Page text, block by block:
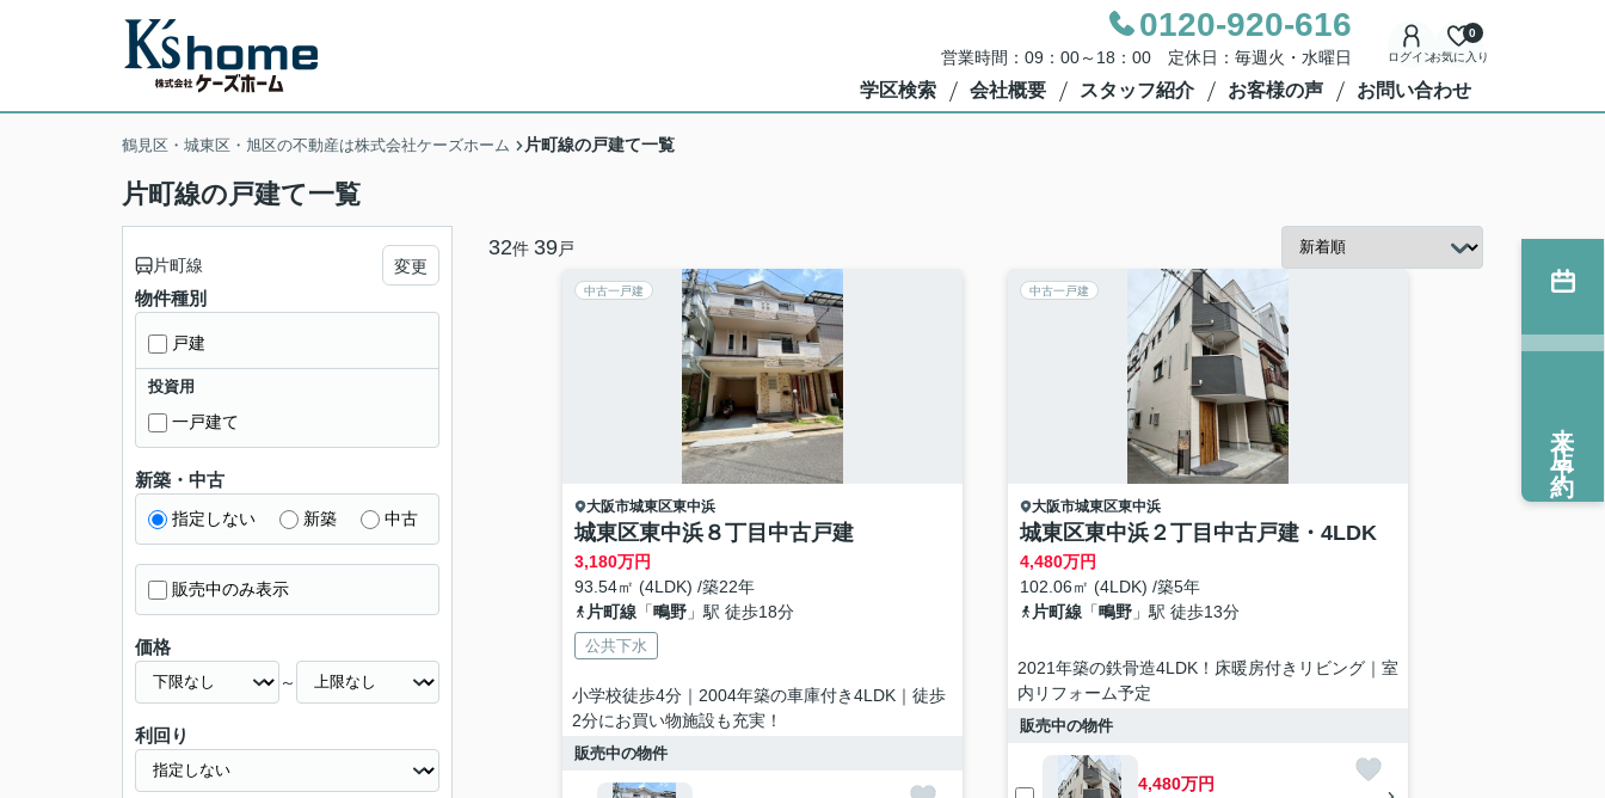
0120-920-616
営業時間：09：00～18：00 定休日：毎週火・水曜日 ログインお気に入り
0
学区検索 会社概要 スタッフ紹介 お客様の声 お問い合わせ
鶴見区・城東区・旭区の不動産は株式会社ケーズホーム 片町線の戸建て一覧
片町線の戸建て一覧
32件 39戸
中古一戸建
大阪市城東区東中浜
城東区東中浜８丁目中古戸建
3,180万円
93.54㎡ (4LDK) /築22年
片町線「鴫野」駅 徒歩18分
公共下水
小学校徒歩4分｜2004年築の車庫付き4LDK｜徒歩
2分にお買い物施設も充実！
販売中の物件
中古一戸建
大阪市城東区東中浜
城東区東中浜２丁目中古戸建・4LDK
4,480万円
102.06㎡ (4LDK) /築5年
片町線「鴫野」駅 徒歩13分
2021年築の鉄骨造4LDK！床暖房付きリビング｜室
内リフォーム予定
販売中の物件
4,480万円
片町線 変更
物件種別
戸建
投資用
一戸建て
新築・中古
指定しない 新築 中古
販売中のみ表示
価格
～
利回り
来店予約